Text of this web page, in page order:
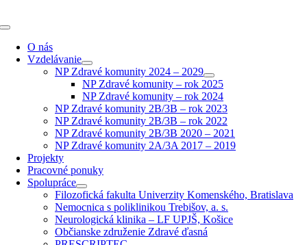
to
Toggle
Navigation
O nás
Vzdelávanie
NP Zdravé komunity 2024 – 2029
NP Zdravé komunity – rok 2025
NP Zdravé komunity – rok 2024
NP Zdravé komunity 2B/3B – rok 2023
NP Zdravé komunity 2B/3B – rok 2022
NP Zdravé komunity 2B/3B 2020 – 2021
NP Zdravé komunity 2A/3A 2017 – 2019
Projekty
Pracovné ponuky
Spolupráce
Filozofická fakulta Univerzity Komenského, Bratislava
Nemocnica s poliklinikou Trebišov, a. s.
Neurologická klinika – LF UPJŠ, Košice
Občianske združenie Zdravé ďasná